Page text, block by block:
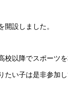
設しました。
校以降でスポーツ
い子は是非参加し